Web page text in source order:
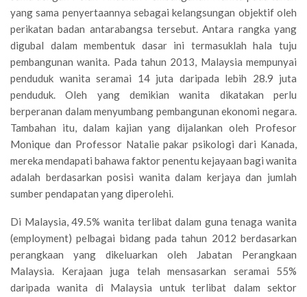
yang sama penyertaannya sebagai kelangsungan objektif oleh
perikatan badan antarabangsa tersebut. Antara rangka yang
digubal dalam membentuk dasar ini termasuklah hala tuju
pembangunan wanita. Pada tahun 2013, Malaysia mempunyai
penduduk wanita seramai 14 juta daripada lebih 28.9 juta
penduduk. Oleh yang demikian wanita dikatakan perlu
berperanan dalam menyumbang pembangunan ekonomi negara.
Tambahan itu, dalam kajian yang dijalankan oleh Profesor
Monique dan Professor Natalie pakar psikologi dari Kanada,
mereka mendapati bahawa faktor penentu kejayaan bagi wanita
adalah berdasarkan posisi wanita dalam kerjaya dan jumlah
sumber pendapatan yang diperolehi.
Di Malaysia, 49.5% wanita terlibat dalam guna tenaga wanita
(employment) pelbagai bidang pada tahun 2012 berdasarkan
perangkaan yang dikeluarkan oleh Jabatan Perangkaan
Malaysia. Kerajaan juga telah mensasarkan seramai 55%
daripada wanita di Malaysia untuk terlibat dalam sektor